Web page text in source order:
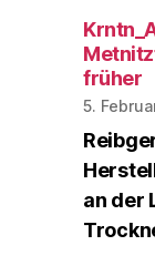
früher
5.
an der